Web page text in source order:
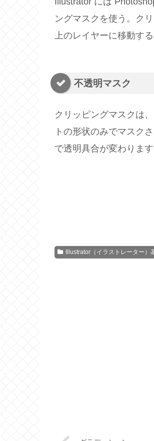
ングマスクを使う。ク
上のレイヤーに移動する
不透明マスク
クリッピングマスクは
トの形状のみでマスク
で透明具合が変わりま
Illustrator（イラストレーター）